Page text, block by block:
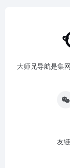
大师兄导航是集
友